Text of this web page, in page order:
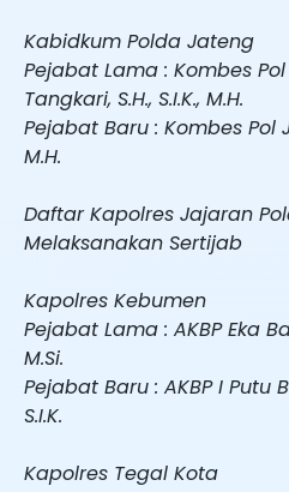
Kabidkum Polda Jateng
Pejabat Lama : Kombes
Tangkari, S.H., S.I.K., M.H.
Pejabat Baru : Kombes Pol
M.H.
Daftar Kapolres Jajaran
Melaksanakan Sertijab
Kapolres Kebumen
Pejabat Lama : AKBP Eka
M.Si.
Pejabat Baru : AKBP I Putu
S.I.K.
Kapolres Tegal Kota